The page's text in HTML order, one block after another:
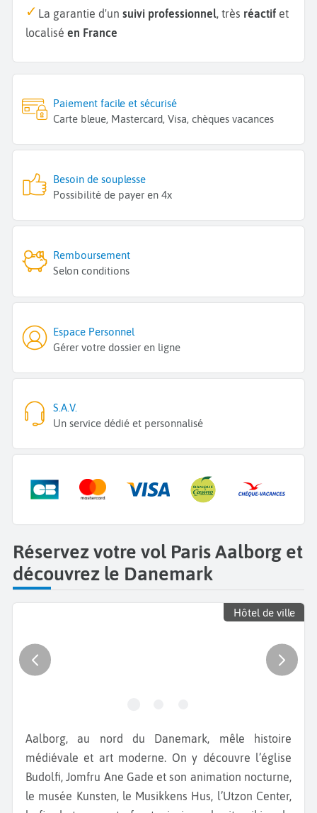
La garantie d'un suivi professionnel, très réactif et
localisé en France
Paiement facile et sécurisé
Carte bleue, Mastercard, Visa, chèques vacances
Besoin de souplesse
Possibilité de payer en 4x
Remboursement
Selon conditions
Espace Personnel
Gérer votre dossier en ligne
S.A.V.
Un service dédié et personnalisé
Réservez votre vol Paris Aalborg et
découvrez le Danemark
Hôtel de ville
Aalborg, au nord du Danemark, mêle histoire
médiévale et art moderne. On y découvre l’église
Budolfi, Jomfru Ane Gade et son animation nocturne,
le musée Kunsten, le Musikkens Hus, l’Utzon Center,